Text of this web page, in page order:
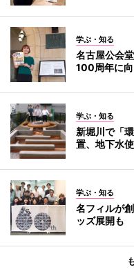
学ぶ・知る
名古屋公会
100周年に
学ぶ・知る
新堀川で「
置、地下水
学ぶ・知る
名フィルが
ッズ展開も